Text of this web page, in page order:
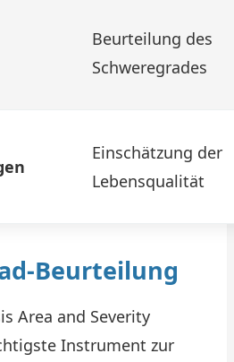
Beurteilung des
Schweregrades
Einschätzung der
Lebensqualität
Beurteilung
Area and Severity
Instrument zur